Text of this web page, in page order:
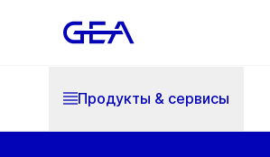
Продукты & cервисы